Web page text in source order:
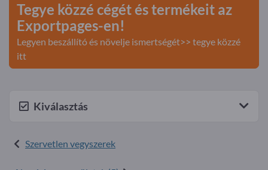
Tegye közzé cégét és termékeit az
Exportpages-en!
Legyen beszállító és növelje ismertségét>> tegye közzé
itt
Kiválasztás
Szervetlen vegyszerek